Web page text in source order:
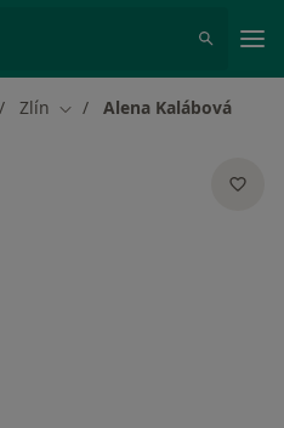
Zlín Změna města
Alena Kalábová